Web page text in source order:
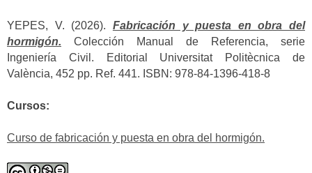
YEPES, V. (2026). Fabricación y puesta en obra del
hormigón. Colección Manual de Referencia, serie
Ingeniería Civil. Editorial Universitat Politècnica de
València, 452 pp. Ref. 441. ISBN: 978-84-1396-418-8
Cursos:
Curso de fabricación y puesta en obra del hormigón.